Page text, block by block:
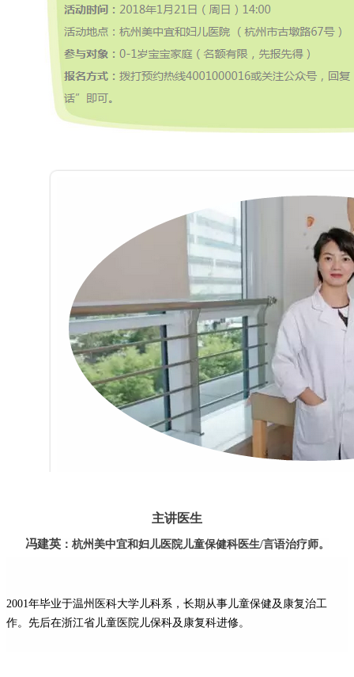
主讲医生
冯建英：杭州美中宜和妇儿医院儿童保健科医生/言语治疗师。
2001年毕业于温州医科大学儿科系 ，长期从事儿童保健及康复治工
作。先后在浙江省儿童医院儿保科及康复科进修。